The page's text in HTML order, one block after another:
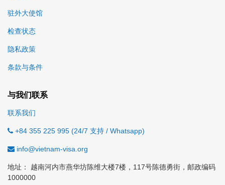
驻外大使馆
检查状态
隐私政策
条款与条件
与我们联系
联系我们
+84 355 225 995 (24/7 支持 / Whatsapp)
info@vietnam-visa.org
地址： 越南河内市燕华坊陈维大楼7楼，117号陈德勇街，邮政编码
1000000